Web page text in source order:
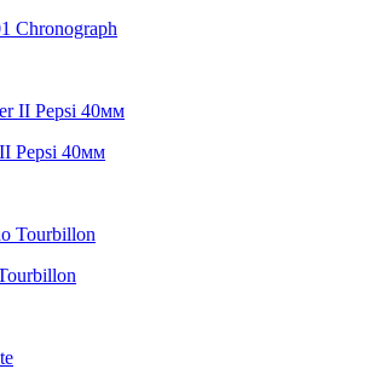
Chronograph
Pepsi 40мм